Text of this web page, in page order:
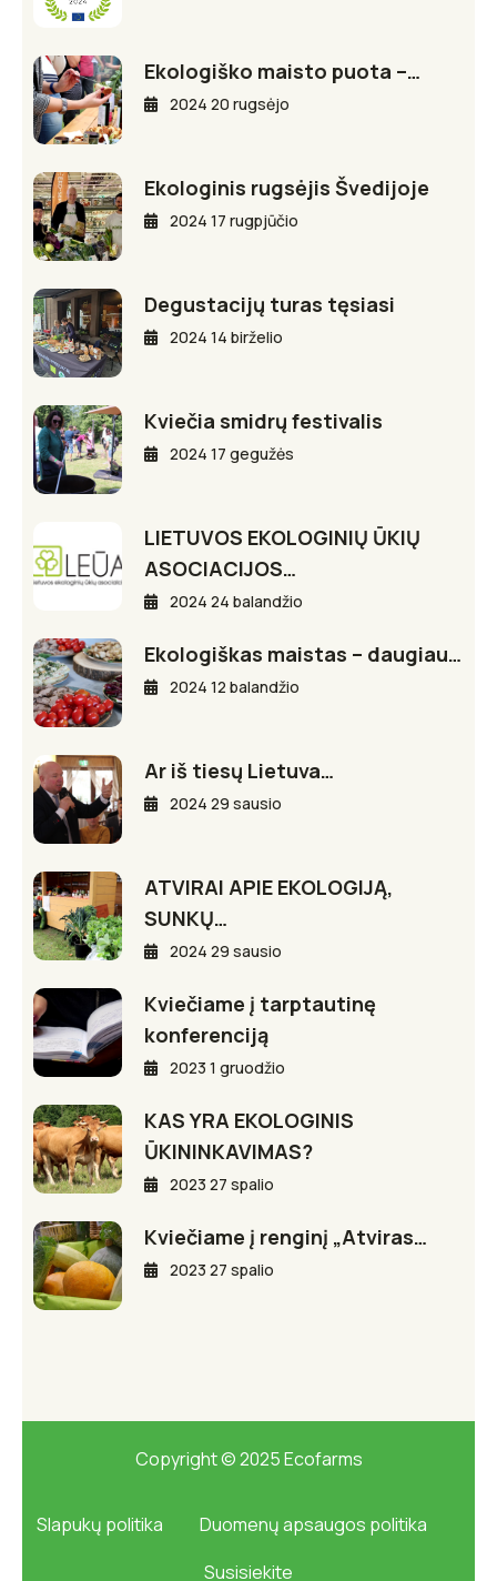
Ekologiško maisto puota –…
2024 20 rugsėjo
Ekologinis rugsėjis Švedijoje
2024 17 rugpjūčio
Degustacijų turas tęsiasi
2024 14 birželio
Kviečia smidrų festivalis
2024 17 gegužės
LIETUVOS EKOLOGINIŲ ŪKIŲ
ASOCIACIJOS…
2024 24 balandžio
Ekologiškas maistas – daugiau…
2024 12 balandžio
Ar iš tiesų Lietuva…
2024 29 sausio
ATVIRAI APIE EKOLOGIJĄ,
SUNKŲ…
2024 29 sausio
Kviečiame į tarptautinę
konferenciją
2023 1 gruodžio
KAS YRA EKOLOGINIS
ŪKININKAVIMAS?
2023 27 spalio
Kviečiame į renginį „Atviras…
2023 27 spalio
Copyright © 2025 Ecofarms
Slapukų politika
Duomenų apsaugos politika
Susisiekite